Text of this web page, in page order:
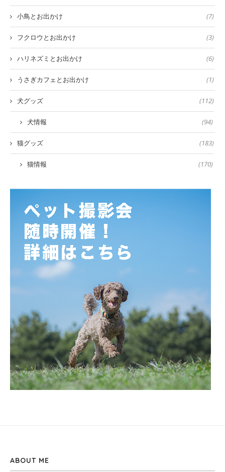
小鳥とお出かけ (7)
フクロウとお出かけ (3)
ハリネズミとお出かけ (6)
うさぎカフェとお出かけ (1)
犬グッズ (112)
犬情報 (94)
猫グッズ (183)
猫情報 (170)
ABOUT ME